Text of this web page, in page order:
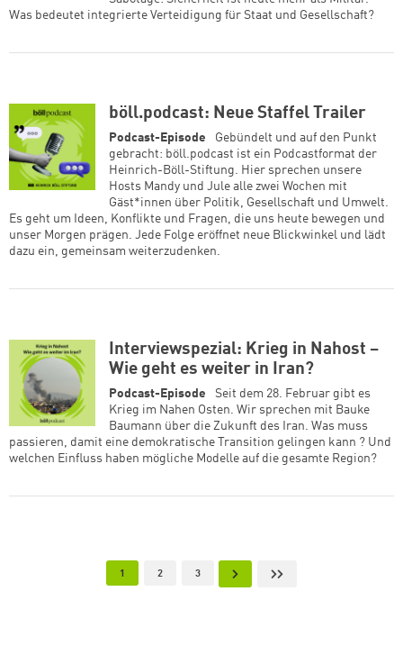
Was bedeutet integrierte Verteidigung für Staat und Gesellschaft?
böll.podcast: Neue Staffel Trailer
Podcast-Episode
Gebündelt und auf den Punkt
gebracht: böll.podcast ist ein Podcastformat der
Heinrich-Böll-Stiftung. Hier sprechen unsere
Hosts Mandy und Jule alle zwei Wochen mit
Gäst*innen über Politik, Gesellschaft und Umwelt.
Es geht um Ideen, Konflikte und Fragen, die uns heute bewegen und
unser Morgen prägen. Jede Folge eröffnet neue Blickwinkel und lädt
dazu ein, gemeinsam weiterzudenken.
Interviewspezial: Krieg in Nahost –
Wie geht es weiter in Iran?
Podcast-Episode
Seit dem 28. Februar gibt es
Krieg im Nahen Osten. Wir sprechen mit Bauke
Baumann über die Zukunft des Iran. Was muss
passieren, damit eine demokratische Transition gelingen kann ? Und
welchen Einfluss haben mögliche Modelle auf die gesamte Region?
Aktuelle Seite
1 Page
2 Page
3 Nächste SeiteLetzte Seite